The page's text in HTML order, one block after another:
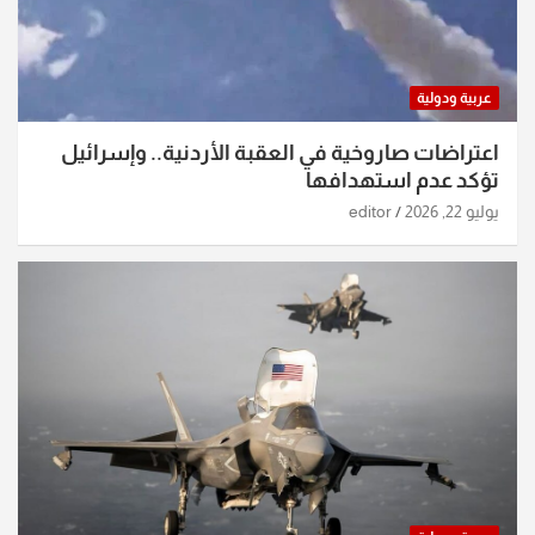
عربية ودولية
اعتراضات صاروخية في العقبة الأردنية.. وإسرائيل
تؤكد عدم استهدافها
يوليو 22, 2026 editor